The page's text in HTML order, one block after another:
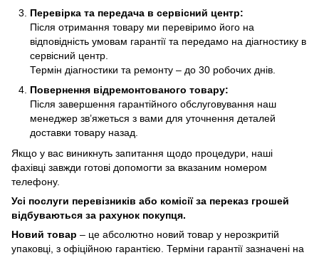
Перевірка та передача в сервісний центр:
Після отримання товару ми перевіримо його на
відповідність умовам гарантії та передамо на діагностику в
сервісний центр.
Термін діагностики та ремонту – до 30 робочих днів.
Повернення відремонтованого товару:
Після завершення гарантійного обслуговування наш
менеджер зв’яжеться з вами для уточнення деталей
доставки товару назад.
Якщо у вас виникнуть запитання щодо процедури, наші
фахівці завжди готові допомогти за вказаним номером
телефону.
Усі послуги перевізників або комісії за переказ грошей
відбуваються за рахунок покупця.
Новий товар – це абсолютно новий товар у нерозкритій
упаковці, з офіційною гарантією. Терміни гарантії зазначені на